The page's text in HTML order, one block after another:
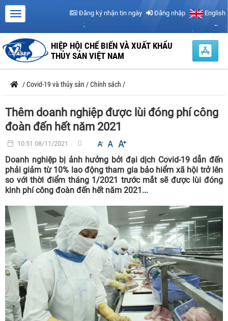
Đăng ký nhận tin ngày Đăng nhập English
HIỆP HỘI CHẾ BIẾN VÀ XUẤT KHẨU
THỦY SẢN VIỆT NAM
/Covid-19 và thủy sản /Chính sách /
Thêm doanh nghiệp được lùi đóng phí công
đoàn đến hết năm 2021
10:51 08/11/2021
Doanh nghiệp bị ảnh hưởng bởi đại dịch Covid-19 dẫn đến
phải giảm từ 10% lao động tham gia bảo hiểm xã hội trở lên
so với thời điểm tháng 1/2021 trước mắt sẽ được lùi đóng
kinh phí công đoàn đến hết năm 2021...